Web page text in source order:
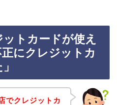
トカードが使え
にクレジットカ
でクレジットカ